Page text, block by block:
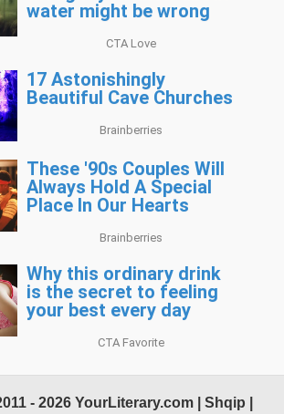
- 2026 YourLiterary.com | Shqip |